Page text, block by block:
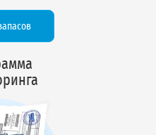
объём
сут) и